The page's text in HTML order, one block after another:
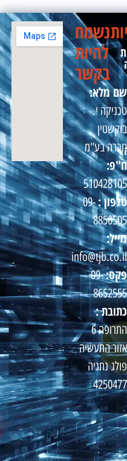
נשמח
להיות
בקשר
שם מלא:
טכניקה י.
בוקשטין
חברה בע"מ
ח"פ:
510428105
טלפון :09-
8850505
מייל:
info@tjb.co.il
פקס:09-
8652555
כתובת :
התרופה 6
אזור התעשיה
פולג נתניה
4250477